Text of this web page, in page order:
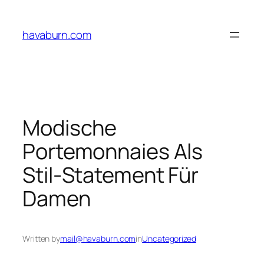
content
havaburn.com
Modische
Portemonnaies Als
Stil-Statement Für
Damen
Written bymail@havaburn.cominUncategorized